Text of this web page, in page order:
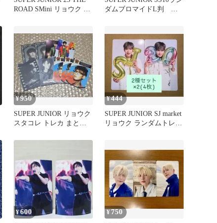
ROAD SMini リョウク ト
ダムブロマイドL判 リ
¥950
SUPER JUNIOR リョウク
スタコレ トレカ まとめ
¥444
SUPER JUNIOR SJ market
リョウク ランダムトレカ
¥600 ¥ 750